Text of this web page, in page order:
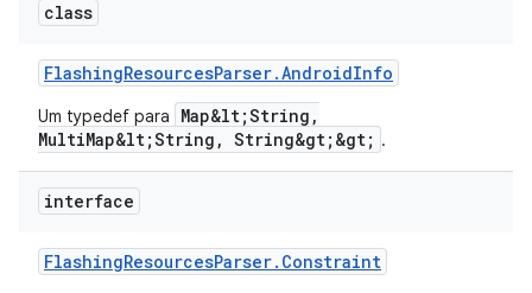
class
FlashingResourcesParser.AndroidInfo
Um typedef para
Map&lt;String,
MultiMap&lt;String, String&gt;&gt; .
interface
FlashingResourcesParser. Constraint